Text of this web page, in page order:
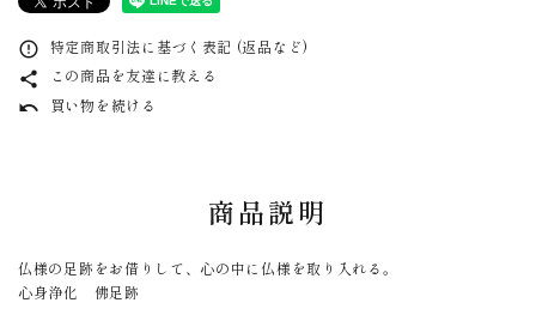
error_outline 特定商取引法に基づく表記 (返品など)
share この商品を友達に教える
undo 買い物を続ける
商品説明
仏様の足跡をお借りして、心の中に仏様を取り入れる。
心身浄化 佛足跡